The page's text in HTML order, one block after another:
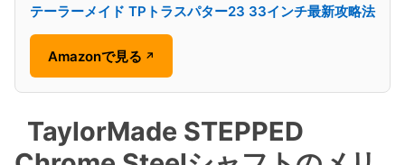
テーラーメイド TPトラスパター23 33インチ最新攻略法
Amazonで見る ↗
TaylorMade STEPPED